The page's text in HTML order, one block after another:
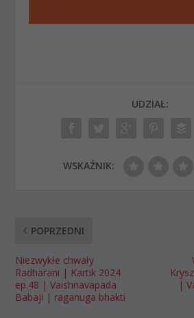
UDZIAŁ:
WSKAŹNIK:
POPRZEDNI
Niezwykłe chwały
Radharani | Kartik 2024
ep.48 | Vaishnavapada
Babaji | raganuga bhakti
|